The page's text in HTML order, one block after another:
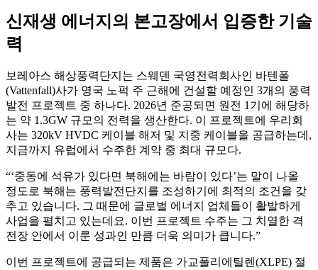
신재생 에너지의 본고장에서 입증한 기술
력
보레아스 해상풍력단지는 스웨덴 국영전력회사인 바텐폴
(Vattenfall)사가 영국 노퍽 주 근해에 건설할 예정인 3개의 풍력
발전 프로젝트 중 하나다. 2026년 준공되면 원전 1기에 해당하
는 약 1.3GW 규모의 전력을 생산한다. 이 프로젝트에 우리회
사는 320kV HVDC 케이블 해저 및 지중 케이블을 공급하는데,
지금까지 유럽에서 수주한 계약 중 최대 규모다.
“‘중동에 석유가 있다면 북해에는 바람이 있다’는 말이 나올
정도로 북해는 풍력발전단지를 조성하기에 최적의 조건을 갖
추고 있습니다. 그 때문에 글로벌 에너지 업체들이 활발하게
사업을 펼치고 있는데요. 이번 프로젝트 수주는 그 치열한 격
전장 안에서 이룬 성과인 만큼 더욱 의미가 큽니다.”
이번 프로젝트에 공급되는 제품은 가교폴리에틸렌(XLPE) 절